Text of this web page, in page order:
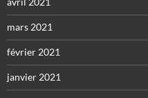
mars 2021
février 2021
janvier 2021